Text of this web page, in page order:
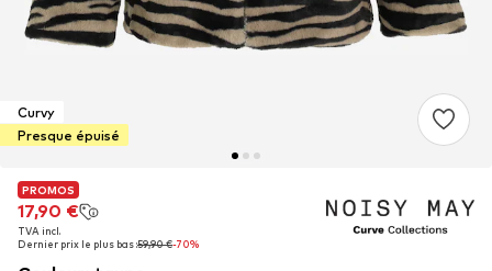
Curvy
Presque épuisé
PROMOS
17,90 €
TVA incl.
Dernier prix le plus bas :59,90 €-70%
PROMOS
17,90 €
TVA incl.
Dernier prix le plus bas :59,90 €-70%